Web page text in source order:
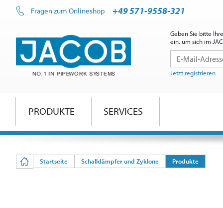
Geben Sie bitte
ein, um sich im
Jetzt registrieren
Fragen zum Onlineshop +49 571-9558-321
PRODUKTE SERVICES
Startseite Schalldämpfer und Zyklone Produkte